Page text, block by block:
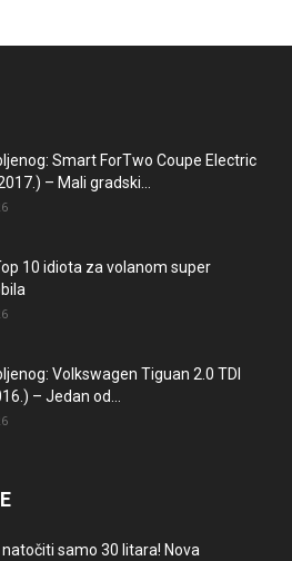
Smart ForTwo Coupe Electric
– Mali gradski...
10 idiota za volanom super
Volkswagen Tiguan 2.0 TDI
– Jedan od...
samo 30 litara! Nova